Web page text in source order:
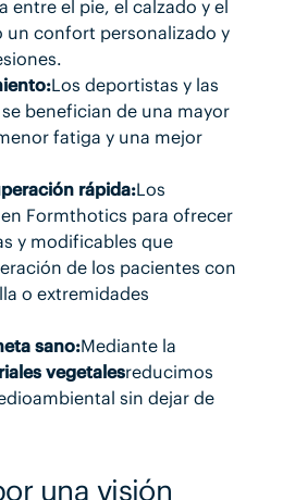
entre el pie, el calzado y el
un confort personalizado y
Los deportistas y las
benefician de una mayor
fatiga y una mejor
rápida:Los
Formthotics para ofrecer
y modificables que
de los pacientes con
o extremidades
sano:Mediante la
vegetalesreducimos
sin dejar de
una visión